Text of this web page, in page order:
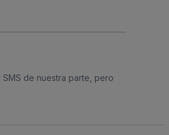
de nuestra parte, pero